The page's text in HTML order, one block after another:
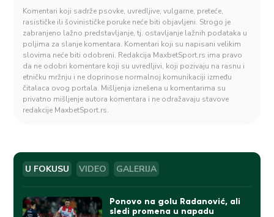
Komentari koji sadrže psovke, uvredljive, vulgarne, preteće,
rasističke ili šovinističke poruke neće biti objavljeni. Strogo je
zabranjeno lažno predstavljanje, tj. ostavljanje lažnih podataka u
poljima za slanje komentara. Komentari koji su napisani velikim
slovima neće biti odobreni. Redakcija MaxbetSport.rs ima pravo
da ne odobri komentare koji su uvredljivi, koji pozivaju na rasnu i
etničku mržnju i ne doprinose normalnoj komunikaciji između
čitalaca ovog portala. Mišljenja iznešena u komentarima su
privatno mišljenje autora komentara i ne odražavaju stavove
redakcije MaxbetSport.rs.
U FOKUSU VIDEO GALERIJA
Ponovo na golu Radanović, ali
sledi promena u napadu